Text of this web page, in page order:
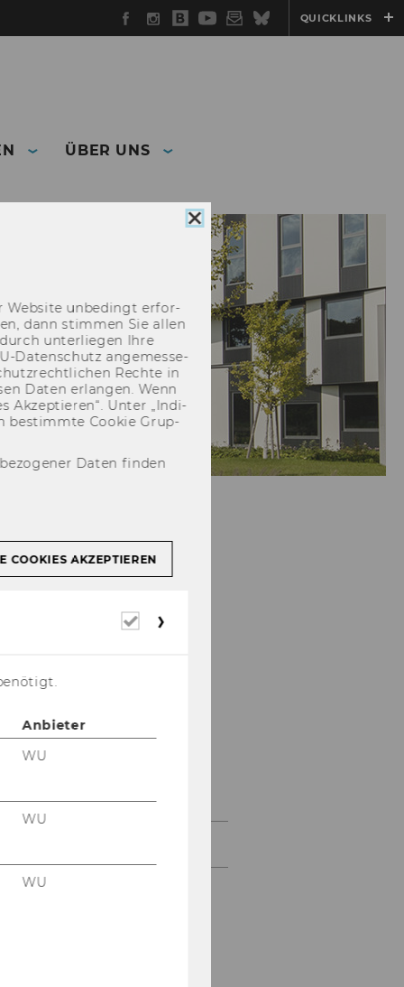
Facebook
Instagram
WU
Blog
YouTube
Newsletter
BlueskyQUICKLINKS
ÜBER UNS
Cookie
Consent
schließen
Web­site un­be­dingt er­for­
dann stim­men Sie allen
un­ter­lie­gen Ihre
​Datenschutz an­ge­mes­se­
Rech­te in
Daten er­lan­gen. Wenn
Ak­zep­tie­ren“. Unter „In­di­
be­stimm­te Coo­kie Grup­
Daten finden
COOKIES AKZEPTIEREN
Erforderliche
Anbieter
WU
WU
WU